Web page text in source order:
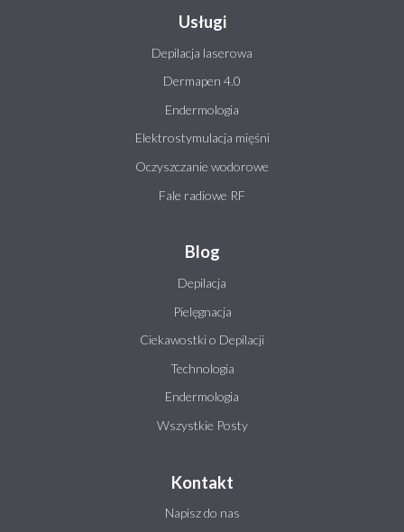
Usługi
Depilacja laserowa
Dermapen 4.0
Endermologia
Elektrostymulacja mięśni
Oczyszczanie wodorowe
Fale radiowe RF
Blog
Depilacja
Pielęgnacja
Ciekawostki o Depilacji
Technologia
Endermologia
Wszystkie Posty
Kontakt
Napisz do nas